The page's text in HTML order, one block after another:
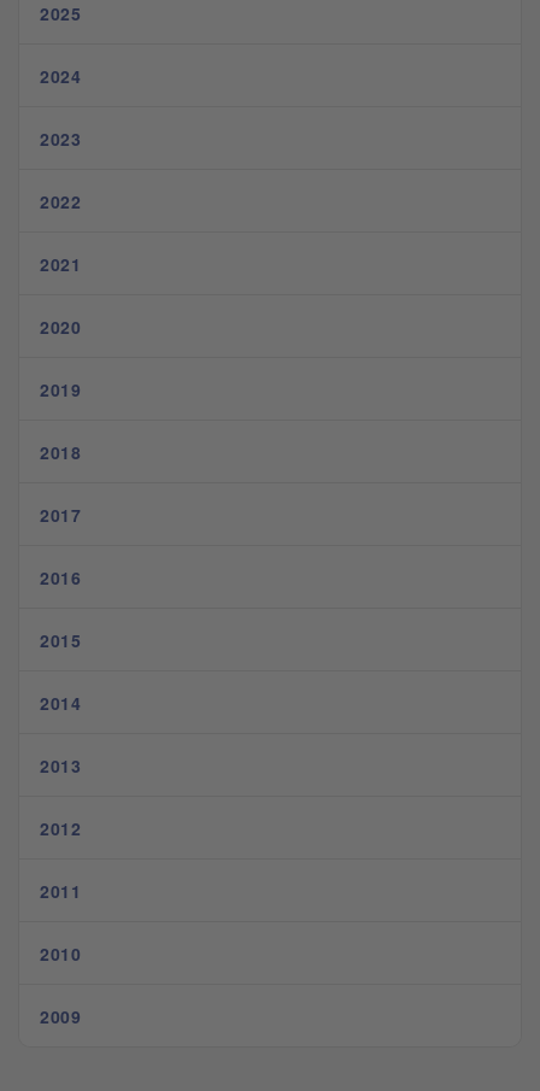
2025
2024
2023
2022
2021
2020
2019
2018
2017
2016
2015
2014
2013
2012
2011
2010
2009